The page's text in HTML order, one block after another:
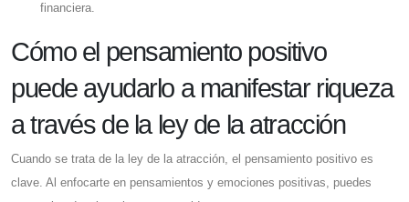
financiera.
Cómo el pensamiento positivo
puede ayudarlo a manifestar riqueza
a través de la ley de la atracción
Cuando se trata de la ley de la atracción, el pensamiento positivo es
clave. Al enfocarte en pensamientos y emociones positivas, puedes